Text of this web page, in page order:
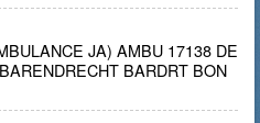
JA) AMBU 17138 DE
BARDRT BON